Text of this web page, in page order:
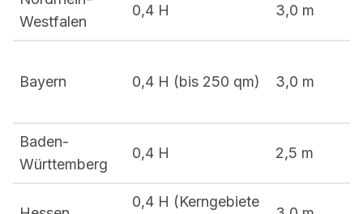
Westfalen
0,4 H 3,0 m
Bayern 0,4 H (bis 250 qm) 3,0 m
Baden-
Württemberg
0,4 H 2,5 m
0,4 H (Kerngebiete